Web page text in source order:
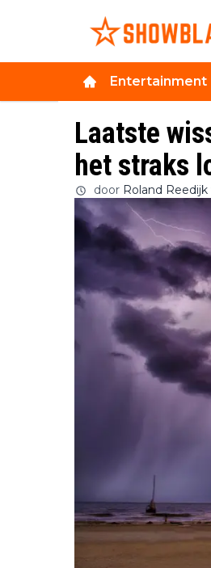
Entertainment
Laatste
het straks
door Roland Reedijk